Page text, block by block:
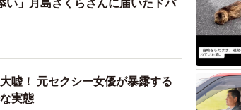
い」月島さくらさんに届いたドバ
嘘！ 元セクシー女優が暴露する
実態